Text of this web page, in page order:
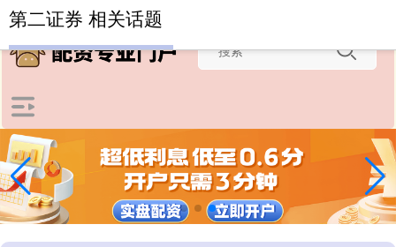
-->
第二证券 相关话题